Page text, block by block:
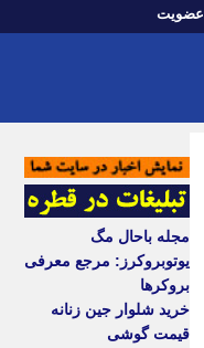
عضویت
مجله باحال مگ
یوتوبروکرز: مرجع معرفی
بروکرها
خرید شلوار جین زنانه
قیمت گوشی